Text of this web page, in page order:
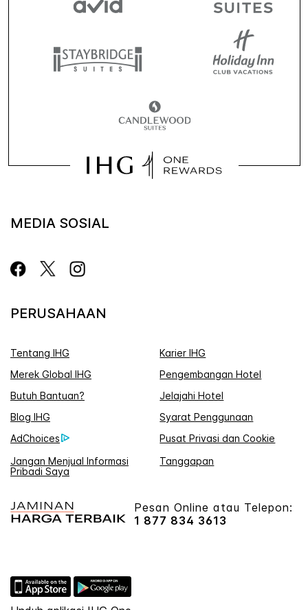
MEDIA SOSIAL
PERUSAHAAN
Tentang IHG
Karier IHG
Merek Global IHG
Pengembangan Hotel
Butuh Bantuan?
Jelajahi Hotel
Blog IHG
Syarat Penggunaan
AdChoices
Pusat Privasi dan Cookie
Jangan Menjual Informasi
Pribadi Saya
Tanggapan
Pesan Online atau Telepon:
1 877 834 3613